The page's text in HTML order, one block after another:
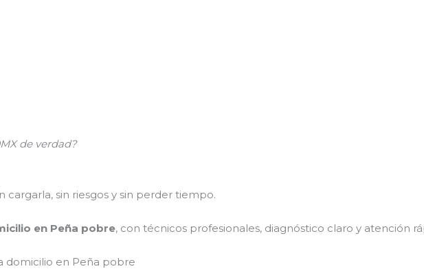
de verdad?
cargarla, sin riesgos y sin perder tiempo.
en Peña pobre, con técnicos profesionales, diagnóstico claro y atención
domicilio en Peña pobre